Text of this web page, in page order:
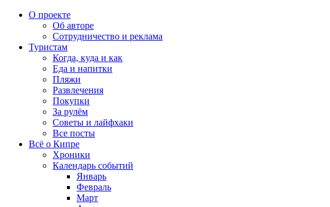
О проекте
Об авторе
Сотрудничество и реклама
Туристам
Когда, куда и как
Еда и напитки
Пляжи
Развлечения
Покупки
За рулём
Советы и лайфхаки
Все посты
Всё о Кипре
Хроники
Календарь событий
Январь
Февраль
Март